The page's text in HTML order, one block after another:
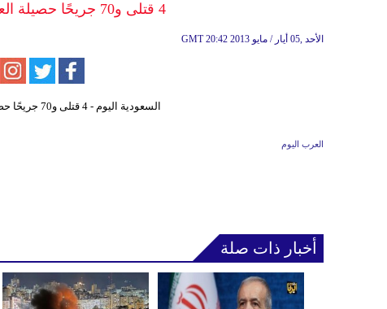
4 قتلى و70 جريحًا حصيلة العدوان الاسرائيلي على سورية
GMT 20:42 2013 الأحد ,05 أيار / مايو
العرب اليوم
أخبار ذات صلة